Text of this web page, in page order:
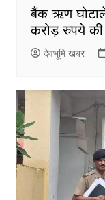
बैंक ऋण घोटाले
करोड़ रुपये की
देवभूमि खबर